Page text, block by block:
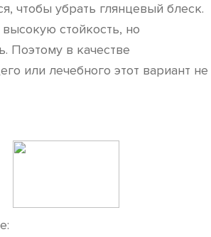
чтобы убрать глянцевый блеск.
стойкость, но
Поэтому в качестве
или лечебного этот вариант не